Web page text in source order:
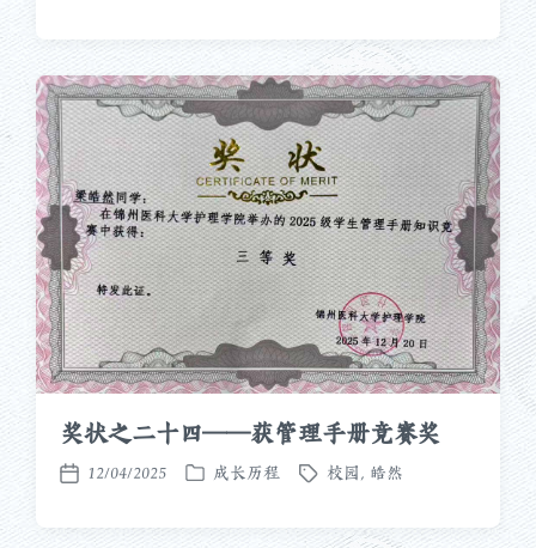
日
期
于
奖状之二十四——获管理手册竞赛奖
发
日
12/04/2025
发
于
成长历程
标
校园, 皓然